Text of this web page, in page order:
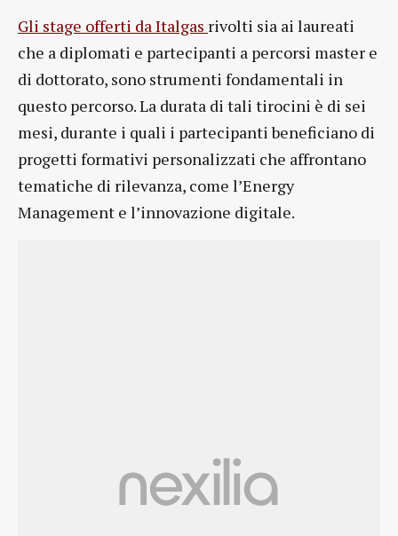
Gli stage offerti da Italgas rivolti sia ai laureati
che a diplomati e partecipanti a percorsi master e
di dottorato, sono strumenti fondamentali in
questo percorso. La durata di tali tirocini è di sei
mesi, durante i quali i partecipanti beneficiano di
progetti formativi personalizzati che affrontano
tematiche di rilevanza, come l’Energy
Management e l’innovazione digitale.